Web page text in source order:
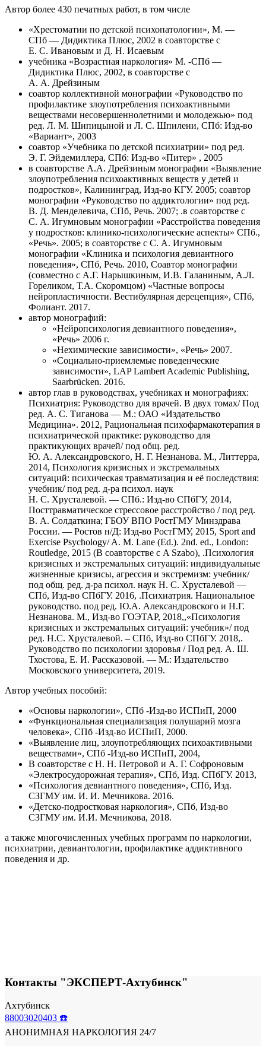
Автор более 430 печатных работ, в том числе
«Хрестоматии по детской психопатологии», М. —
СПб — Дидиктика Плюс, 2002 в соавторстве с
Е. С. Ивановым и Д. Н. Исаевым
учебника «Возрастная наркология» М. -СПб —
Дидиктика Плюс, 2002, в соавторстве с
А. А. Дрейзиным
соавтор коллективной монографии «Руководство по
профилактике злоупотребления психоактивными
веществами несовершеннолетними и молодежью» под
ред. Л. М. Шипицыной и Л. С. Шпилени, СПб: Изд-во
«Вариант», 2003
соавтор «Учебника по детской психиатрии» под ред.
Э. Г. Эйдемиллера, СПб: Изд-во «Питер» , 2005
в соавторстве А.А. Дрейзиным монографии «Выявление
злоупотребления психоактивных веществ у детей и
подростков», Калининград, Изд-во КГУ. 2005; соавтор
монографии «Руководство по аддиктологии» под ред.
В. Д. Менделевича, СПб, Речь. 2007; .в соавторстве с
С. А. Игумновым монографии «Расстройства поведения
у подростков: клинико-психологические аспекты» СПб.,
«Речь». 2005; в соавторстве с С. А. Игумновым
монографии «Клиника и психология девиантного
поведения», СПб, Речь. 2010, Соавтор монографии
(совместно с А.Г. Нарышкиным, И.В. Галаниным, А.Л.
Гореликом, Т.А. Скоромцом) «Частные вопросы
нейропластичности. Вестибулярная дерецепция», СПб,
Фолиант. 2017.
автор монографий:
«Нейропсихология девиантного поведения»,
«Речь» 2006 г.
«Нехимические зависимости», «Речь» 2007.
«Социально-приемлемые поведенческие
зависимости», LAP Lambert Academic Publishing,
Saarbrücken. 2016.
автор глав в руководствах, учебниках и монографиях:
Психиатрия: Руководство для врачей. В двух томах/ Под
ред. А. С. Тиганова — М.: ОАО «Издательство
Медицина». 2012, Рациональная психофармакотерапия в
психиатрической практике: руководство для
практикующих врачей/ под общ. ред.
Ю. А. Александровского, Н. Г. Незнанова. М., Литтерра,
2014, Психология кризисных и экстремальных
ситуаций: психическая травматизация и её последствия:
учебник/ под ред. д-ра психол. наук
Н. С. Хрусталевой. — СПб.: Изд-во СПбГУ, 2014,
Посттравматическое стрессовое расстройство / под ред.
В. А. Солдаткина; ГБОУ ВПО РостГМУ Минздрава
России. — Ростов н/Д: Изд-во РостГМУ, 2015, Sport and
Exercise Psychology/ A. M. Lane (Ed.). 2nd. ed., London:
Routledge, 2015 (В соавторстве с A Szabo), .Психология
кризисных и экстремальных ситуаций: индивидуальные
жизненные кризисы, агрессия и экстремизм: учебник/
под общ. ред. д-ра психол. наук Н. С. Хрусталевой —
СПб, Изд-во СПбГУ. 2016, .Психиатрия. Национальное
руководство. под ред. Ю.А. Александровского и Н.Г.
Незнанова. М., Изд-во ГОЭТАР, 2018,,«Психология
кризисных и экстремальных ситуаций: учебник»/ под
ред. Н.С. Хрусталевой. – СПб, Изд-во СПбГУ. 2018,.
Руководство по психологии здоровья / Под ред. А. Ш.
Тхостова, Е. И. Рассказовой. — М.: Издательство
Московского университета, 2019.
Автор учебных пособий:
«Основы наркологии», СПб -Изд-во ИСПиП, 2000
«Функциональная специализация полушарий мозга
человека», СПб -Изд-во ИСПиП, 2000.
«Выявление лиц, злоупотребляющих психоактивными
веществами», СПб -Изд-во ИСПиП, 2004,
В соавторстве с Н. Н. Петровой и А. Г. Софроновым
«Электросудорожная терапия», СПб, Изд. СПбГУ. 2013,
«Психология девиантного поведения», СПб, Изд.
СЗГМУ им. И. И. Мечникова. 2016.
«Детско-подростковая наркология», СПб, Изд-во
СЗГМУ им. И.И. Мечникова, 2018.
а также многочисленных учебных программ по наркологии,
психиатрии, девиантологии, профилактике аддиктивного
поведения и др.
Контакты "ЭКСПЕРТ-Ахтубинск"
Ахтубинск
88003020403 ☎️
АНОНИМНАЯ НАРКОЛОГИЯ 24/7